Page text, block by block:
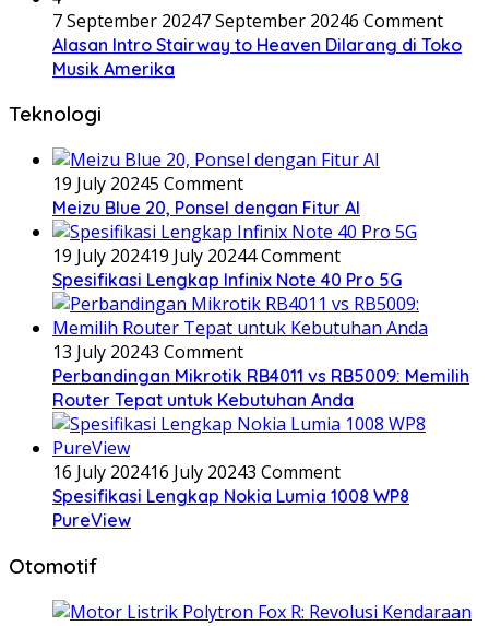
7 September 20247 September 20246 Comment
Alasan Intro Stairway to Heaven Dilarang di Toko
Musik Amerika
Teknologi
19 July 20245 Comment
Meizu Blue 20, Ponsel dengan Fitur AI
19 July 202419 July 20244 Comment
Spesifikasi Lengkap Infinix Note 40 Pro 5G
13 July 20243 Comment
Perbandingan Mikrotik RB4011 vs RB5009: Memilih
Router Tepat untuk Kebutuhan Anda
16 July 202416 July 20243 Comment
Spesifikasi Lengkap Nokia Lumia 1008 WP8
PureView
Otomotif